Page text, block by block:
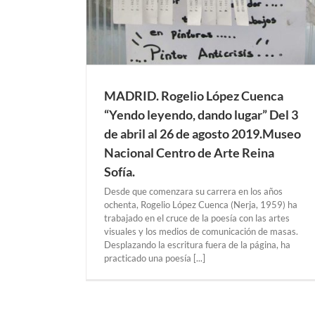
MADRID. Rogelio López Cuenca
“Yendo leyendo, dando lugar” Del 3
de abril al 26 de agosto 2019.Museo
Nacional Centro de Arte Reina
Sofía.
Desde que comenzara su carrera en los años
ochenta, Rogelio López Cuenca (Nerja, 1959) ha
trabajado en el cruce de la poesía con las artes
visuales y los medios de comunicación de masas.
Desplazando la escritura fuera de la página, ha
practicado una poesía [...]
Exposiciones Anteriores NUEVA YORK